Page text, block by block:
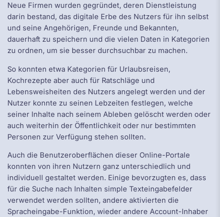
Neue Firmen wurden gegründet, deren Dienstleistung
darin bestand, das digitale Erbe des Nutzers für ihn selbst
und seine Angehörigen, Freunde und Bekannten,
dauerhaft zu speichern und die vielen Daten in Kategorien
zu ordnen, um sie besser durchsuchbar zu machen.
So konnten etwa Kategorien für Urlaubsreisen,
Kochrezepte aber auch für Ratschläge und
Lebensweisheiten des Nutzers angelegt werden und der
Nutzer konnte zu seinen Lebzeiten festlegen, welche
seiner Inhalte nach seinem Ableben gelöscht werden oder
auch weiterhin der Öffentlichkeit oder nur bestimmten
Personen zur Verfügung stehen sollten.
Auch die Benutzeroberflächen dieser Online-Portale
konnten von ihren Nutzern ganz unterschiedlich und
individuell gestaltet werden. Einige bevorzugten es, dass
für die Suche nach Inhalten simple Texteingabefelder
verwendet werden sollten, andere aktivierten die
Spracheingabe-Funktion, wieder andere Account-Inhaber